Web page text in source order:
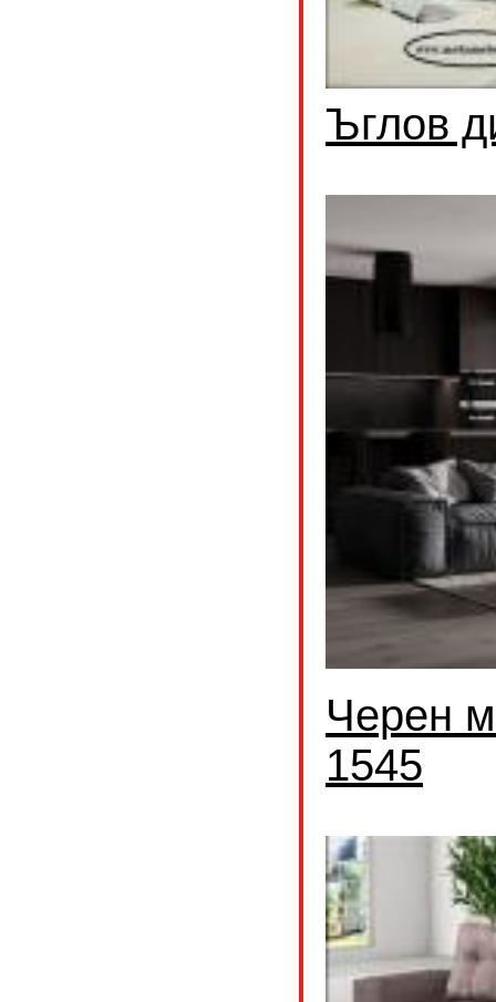
Ъглов
Черен
1545